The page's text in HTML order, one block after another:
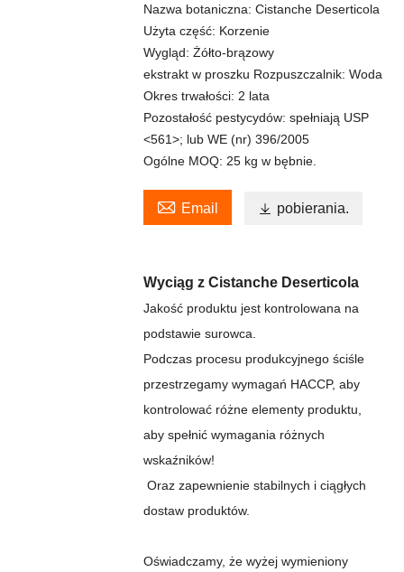
Nazwa botaniczna: Cistanche Deserticola
Użyta część: Korzenie
Wygląd: Żółto-brązowy
ekstrakt w proszku Rozpuszczalnik: Woda
Okres trwałości: 2 lata
Pozostałość pestycydów: spełniają USP
<561>; lub WE (nr) 396/2005
Ogólne MOQ: 25 kg w bębnie.
 Email  pobierania.
Wyciąg z Cistanche Deserticola
Jakość produktu jest kontrolowana na
podstawie surowca.
Podczas procesu produkcyjnego ściśle
przestrzegamy wymagań HACCP, aby
kontrolować różne elementy produktu,
aby spełnić wymagania różnych
wskaźników!
Oraz zapewnienie stabilnych i ciągłych
dostaw produktów.
Oświadczamy, że wyżej wymieniony